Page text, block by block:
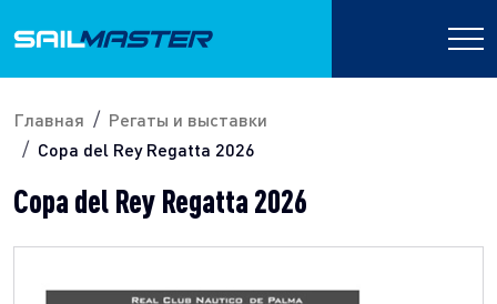
Главная
Регаты и выставки
Copa del Rey Regatta 2026
Copa del Rey Regatta 2026